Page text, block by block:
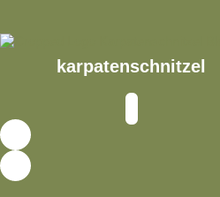
content
karpatenschnitzel
Button